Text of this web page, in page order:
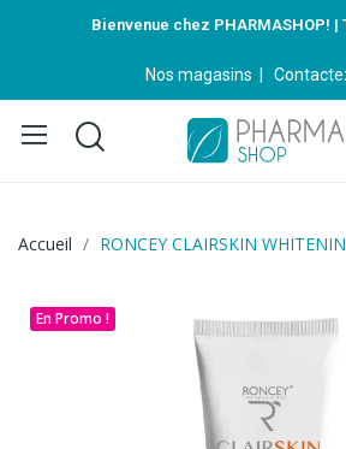
Bienvenue chez PHARMASHOP! |
Nos magasins
Accueil RONCEY CLAIRSKIN
En Promo !